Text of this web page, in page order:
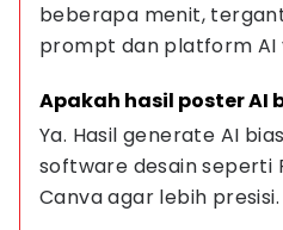
beberapa menit,
prompt dan platform AI
Apakah hasil poster AI
Ya. Hasil generate AI
software desain seperti
Canva agar lebih presisi.